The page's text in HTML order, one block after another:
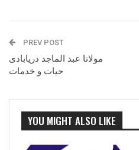
PREV POST
مولانا عبد الماجد دریابادی
حیات و خدمات
YOU MIGHT ALSO LIKE